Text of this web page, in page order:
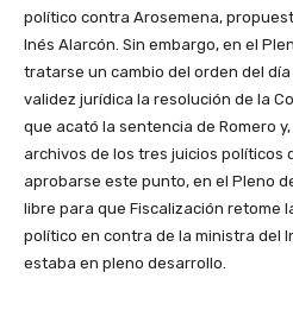
político contra Arosemena,
Inés Alarcón. Sin embargo, en el
tratarse un cambio del orden del
validez jurídica la resolución de la
que acató la sentencia de Romero
archivos de los tres juicios políticos
aprobarse este punto, en el Pleno
libre para que Fiscalización retome
político en contra de la ministra del
estaba en pleno desarrollo.